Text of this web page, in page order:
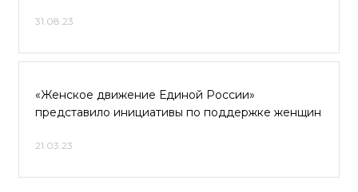
31.08.23
«Женское движение Единой России»
представило инициативы по поддержке женщин
21.03.23